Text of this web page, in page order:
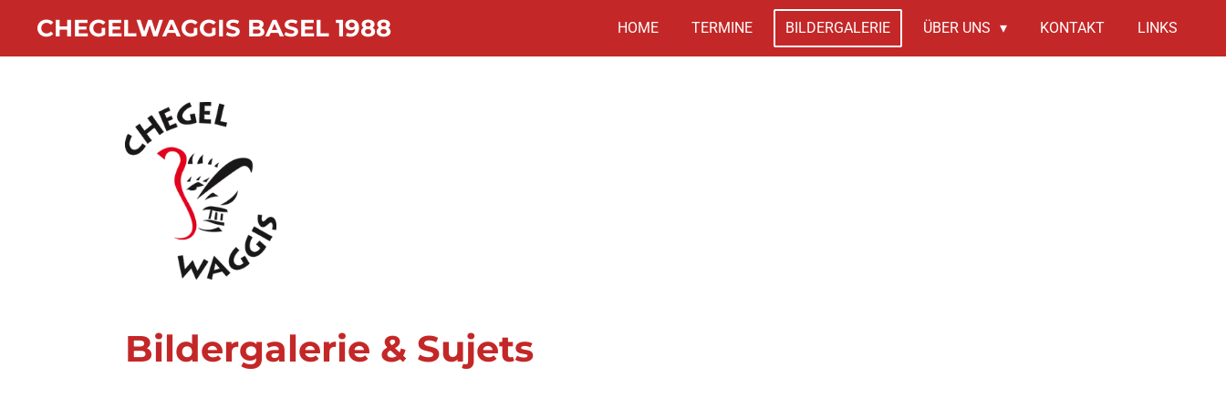
ZumCHEGELWAGGIS BASEL 1988 HOME TERMINE BILDERGALERIE ÜBER UNS KONTAKT LINKS
Bildergalerie & Sujets